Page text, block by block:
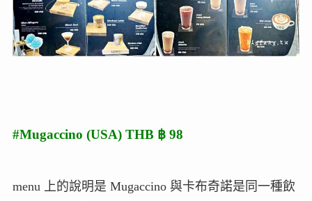
#Mugaccino (USA) THB ฿ 98
menu 上的說明是 Mugaccino 與卡布奇諾是同一種飲